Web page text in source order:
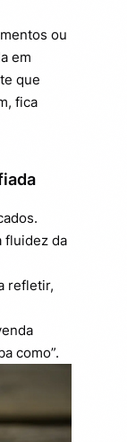
ou
em
que
fica
fluidez da
refletir,
como”.